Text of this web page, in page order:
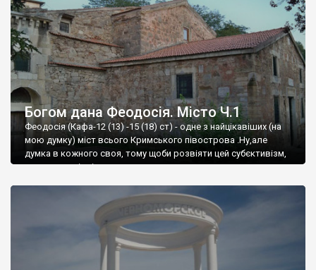
Богом дана Феодосія. Місто Ч.1
Феодосія (Кафа-12 (13) -15 (18) ст) - одне з найцікавіших (на
мою думку) міст всього Кримського півострова .Ну,але
думка в кожного своя, тому щоби розвіяти цей субєктивізм,
запрошую відвідати це